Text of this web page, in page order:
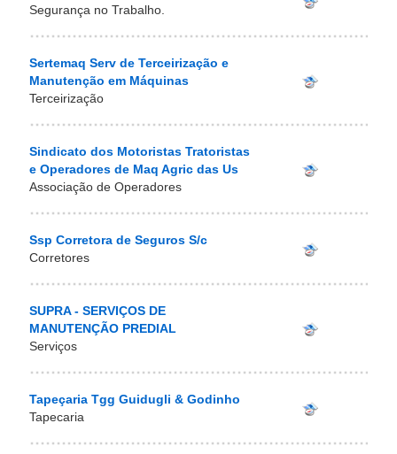
Segurança no Trabalho.
Sertemaq Serv de Terceirização e
Manutenção em Máquinas
Terceirização
Sindicato dos Motoristas Tratoristas
e Operadores de Maq Agric das Us
Associação de Operadores
Ssp Corretora de Seguros S/c
Corretores
SUPRA - SERVIÇOS DE
MANUTENÇÃO PREDIAL
Serviços
Tapeçaria Tgg Guidugli & Godinho
Tapecaria